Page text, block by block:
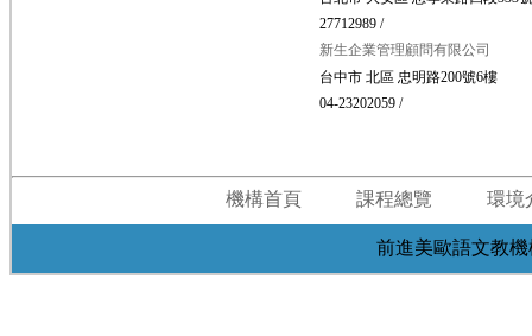
27712989 /
新生企業管理顧問有限公司
台中市 北區 忠明路200號6樓
04-23202059 /
機構首頁 課程總覽 環境
前進美歐語文教